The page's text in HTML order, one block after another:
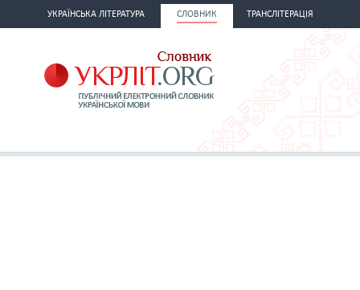
УКРАЇНСЬКА ЛІТЕРАТУРА СЛОВНИК ТРАНСЛІТЕРАЦІЯ